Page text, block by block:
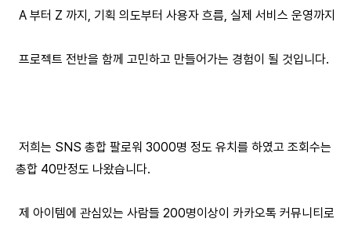
A 부터 Z 까지, 기획 의도부터 사용자 흐름, 실제 서비스 운영까지
프로젝트 전반을 함께 고민하고 만들어가는 경험이 될 것입니다.
저희는 SNS 총합 팔로워 3000명 정도 유치를 하였고 조회수는
총합 40만정도 나왔습니다.
제 아이템에 관심있는 사람들 200명이상이 카카오톡 커뮤니티로